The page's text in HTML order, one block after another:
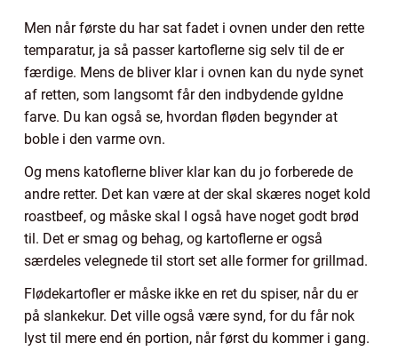
Men når første du har sat fadet i ovnen under den rette
temparatur, ja så passer kartoflerne sig selv til de er
færdige. Mens de bliver klar i ovnen kan du nyde synet
af retten, som langsomt får den indbydende gyldne
farve. Du kan også se, hvordan fløden begynder at
boble i den varme ovn.
Og mens katoflerne bliver klar kan du jo forberede de
andre retter. Det kan være at der skal skæres noget kold
roastbeef, og måske skal I også have noget godt brød
til. Det er smag og behag, og kartoflerne er også
særdeles velegnede til stort set alle former for grillmad.
Flødekartofler er måske ikke en ret du spiser, når du er
på slankekur. Det ville også være synd, for du får nok
lyst til mere end én portion, når først du kommer i gang.